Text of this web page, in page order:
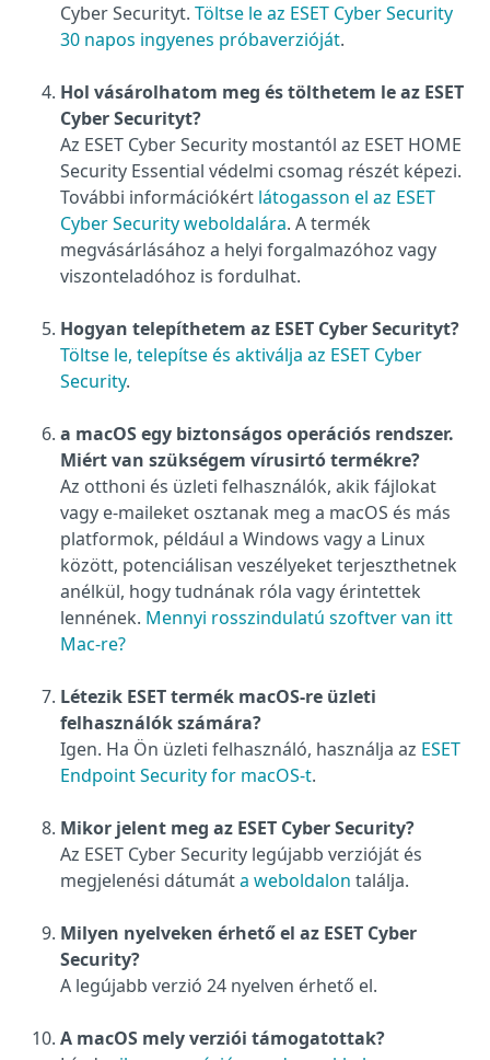
Cyber Securityt. Töltse le az ESET Cyber Security
30 napos ingyenes próbaverzióját.
Hol vásárolhatom meg és tölthetem le az ESET
Cyber Securityt?
Az ESET Cyber Security mostantól az ESET HOME
Security Essential védelmi csomag részét képezi.
További információkért látogasson el az ESET
Cyber Security weboldalára. A termék
megvásárlásához a helyi forgalmazóhoz vagy
viszonteladóhoz is fordulhat.
Hogyan telepíthetem az ESET Cyber Securityt?
Töltse le, telepítse és aktiválja az ESET Cyber
Security.
a macOS egy biztonságos operációs rendszer.
Miért van szükségem vírusirtó termékre?
Az otthoni és üzleti felhasználók, akik fájlokat
vagy e-maileket osztanak meg a macOS és más
platformok, például a Windows vagy a Linux
között, potenciálisan veszélyeket terjeszthetnek
anélkül, hogy tudnának róla vagy érintettek
lennének. Mennyi rosszindulatú szoftver van itt
Mac-re?
Létezik ESET termék macOS-re üzleti
felhasználók számára?
Igen. Ha Ön üzleti felhasználó, használja az ESET
Endpoint Security for macOS-t.
Mikor jelent meg az ESET Cyber Security?
Az ESET Cyber Security legújabb verzióját és
megjelenési dátumáta weboldalon találja.
Milyen nyelveken érhető el az ESET Cyber
Security?
A legújabb verzió 24 nyelven érhető el.
A macOS mely verziói támogatottak?